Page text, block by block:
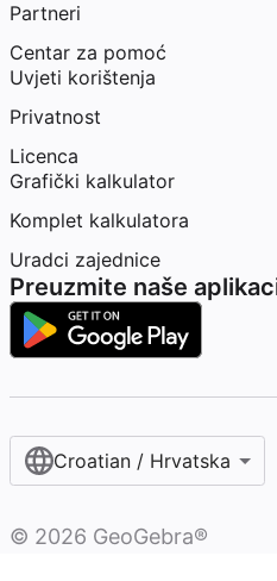
Partneri
Centar za pomoć
Uvjeti korištenja
Privatnost
Licenca
Grafički kalkulator
Komplet kalkulatora
Uradci zajednice
Preuzmite naše
Croatian / Hrvatska‎
© 2026 GeoGebra®